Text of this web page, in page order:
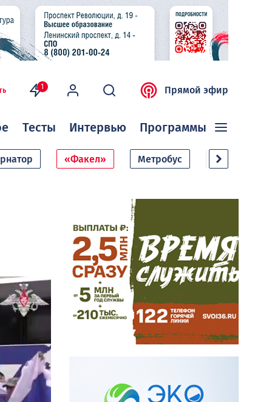
1 Прямой эфир
Тесты Интервью Программы
«Факел» Метробус Дачный